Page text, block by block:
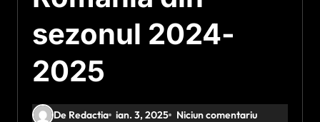
sezonul 2024-
2025
De Redactia ian. 3, 2025
Niciun comentariu